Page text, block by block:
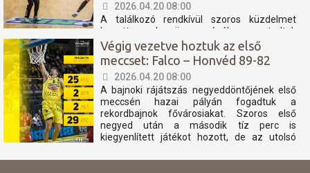
2026.04.20 08:00
A találkozó rendkívül szoros küzdelmet
hozott, azonban összességében nem tudtuk
azt a teljesítményt nyújtani, amely elegendő
lett volna a pontszerzéshez. A mérkőzés
nagy részében kapkodó játék jellemezte
csapatunkat, amely több technikai hibához
és eladott labdához vezetett. Ezek a hibák
különösen a...
Végig vezetve hoztuk az első
meccset: Falco – Honvéd 89-82
2026.04.20 08:00
A bajnoki rájátszás negyeddöntőjének első
meccsén hazai pályán fogadtuk a
rekordbajnok fővárosiakat. Szoros első
negyed után a második tíz perc is
kiegyenlített játékot hozott, de az utolsó
ponttal megléptünk. A harmadik negyedben